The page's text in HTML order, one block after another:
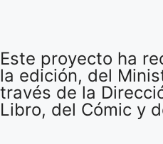
Este proyecto ha
la edición, del
través de la
Libro, del Cómic y